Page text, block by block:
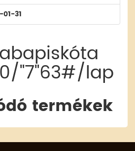
31
"7"63#/lap
termékek